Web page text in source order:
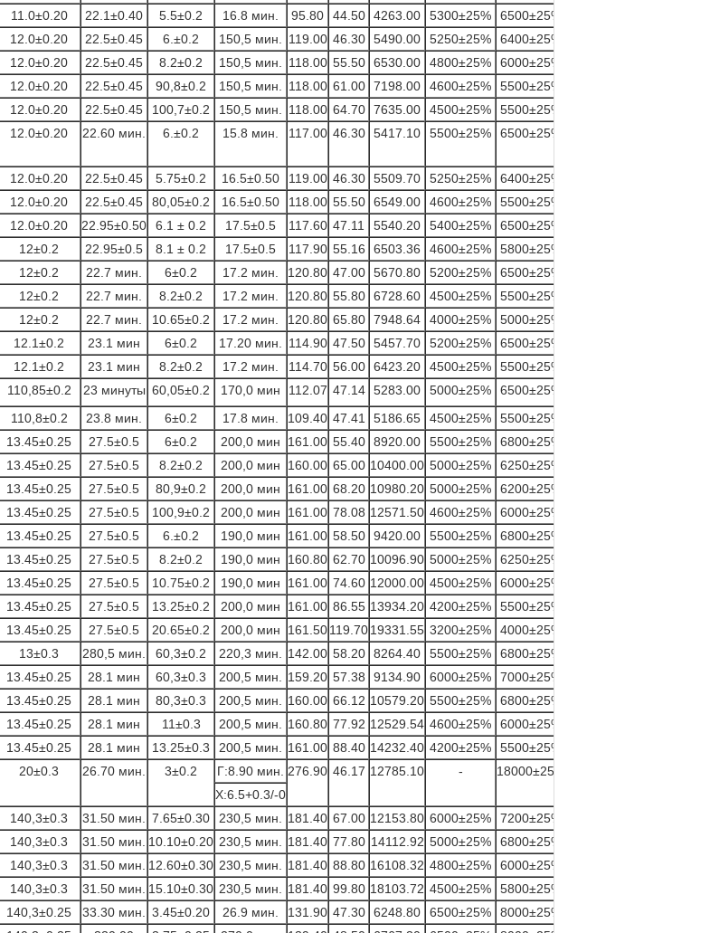
11.0±0.20 22.1±0.40 5.5±0.2 16.8 мин. 95.80 44.50 4263.00 5300±25% 6500±25%
12.0±0.20 22.5±0.45 6.±0.2 150,5 мин. 119.00 46.30 5490.00 5250±25% 6400±25%
12.0±0.20 22.5±0.45 8.2±0.2 150,5 мин. 118.00 55.50 6530.00 4800±25% 6000±25%
12.0±0.20 22.5±0.45 90,8±0.2 150,5 мин. 118.00 61.00 7198.00 4600±25% 5500±25%
12.0±0.20 22.5±0.45 100,7±0.2 150,5 мин. 118.00 64.70 7635.00 4500±25% 5500±25%
12.0±0.20 22.60 мин. 6.±0.2 15.8 мин. 117.00 46.30 5417.10 5500±25% 6500±25%
12.0±0.20 22.5±0.45 5.75±0.2 16.5±0.50 119.00 46.30 5509.70 5250±25% 6400±25%
12.0±0.20 22.5±0.45 80,05±0.2 16.5±0.50 118.00 55.50 6549.00 4600±25% 5500±25%
12.0±0.20 22.95±0.50 6.1 ± 0.2 17.5±0.5 117.60 47.11 5540.20 5400±25% 6500±25%
12±0.2 22.95±0.5 8.1 ± 0.2 17.5±0.5 117.90 55.16 6503.36 4600±25% 5800±25%
12±0.2 22.7 мин. 6±0.2 17.2 мин. 120.80 47.00 5670.80 5200±25% 6500±25%
12±0.2 22.7 мин. 8.2±0.2 17.2 мин. 120.80 55.80 6728.60 4500±25% 5500±25%
12±0.2 22.7 мин. 10.65±0.2 17.2 мин. 120.80 65.80 7948.64 4000±25% 5000±25%
12.1±0.2 23.1 мин 6±0.2 17.20 мин. 114.90 47.50 5457.70 5200±25% 6500±25%
12.1±0.2 23.1 мин 8.2±0.2 17.2 мин. 114.70 56.00 6423.20 4500±25% 5500±25%
110,85±0.2 23 минуты 60,05±0.2 170,0 мин 112.07 47.14 5283.00 5000±25% 6500±25%
110,8±0.2 23.8 мин. 6±0.2 17.8 мин. 109.40 47.41 5186.65 4500±25% 5500±25%
13.45±0.25 27.5±0.5 6±0.2 200,0 мин 161.00 55.40 8920.00 5500±25% 6800±25%
13.45±0.25 27.5±0.5 8.2±0.2 200,0 мин 160.00 65.00 10400.00 5000±25% 6250±25%
13.45±0.25 27.5±0.5 80,9±0.2 200,0 мин 161.00 68.20 10980.20 5000±25% 6200±25%
13.45±0.25 27.5±0.5 100,9±0.2 200,0 мин 161.00 78.08 12571.50 4600±25% 6000±25%
13.45±0.25 27.5±0.5 6.±0.2 190,0 мин 161.00 58.50 9420.00 5500±25% 6800±25%
13.45±0.25 27.5±0.5 8.2±0.2 190,0 мин 160.80 62.70 10096.90 5000±25% 6250±25%
13.45±0.25 27.5±0.5 10.75±0.2 190,0 мин 161.00 74.60 12000.00 4500±25% 6000±25%
13.45±0.25 27.5±0.5 13.25±0.2 200,0 мин 161.00 86.55 13934.20 4200±25% 5500±25%
13.45±0.25 27.5±0.5 20.65±0.2 200,0 мин 161.50119.7019331.55 3200±25% 4000±25%
13±0.3 280,5 мин. 60,3±0.2 220,3 мин. 142.00 58.20 8264.40 5500±25% 6800±25%
13.45±0.25 28.1 мин 60,3±0.3 200,5 мин. 159.20 57.38 9134.90 6000±25% 7000±25%
13.45±0.25 28.1 мин 80,3±0.3 200,5 мин. 160.00 66.12 10579.20 5500±25% 6800±25%
13.45±0.25 28.1 мин 11±0.3 200,5 мин. 160.80 77.92 12529.54 4600±25% 6000±25%
13.45±0.25 28.1 мин 13.25±0.3 200,5 мин. 161.00 88.40 14232.40 4200±25% 5500±25%
20±0.3 26.70 мин. 3±0.2 Г:8.90 мин. 276.90 46.17 12785.10 - 18000±25%
Х:6.5+0.3/-0
140,3±0.3 31.50 мин. 7.65±0.30 230,5 мин. 181.40 67.00 12153.80 6000±25% 7200±25%
140,3±0.3 31.50 мин. 10.10±0.20 230,5 мин. 181.40 77.80 14112.92 5000±25% 6800±25%
140,3±0.3 31.50 мин. 12.60±0.30 230,5 мин. 181.40 88.80 16108.32 4800±25% 6000±25%
140,3±0.3 31.50 мин. 15.10±0.30 230,5 мин. 181.40 99.80 18103.72 4500±25% 5800±25%
140,3±0.25 33.30 мин. 3.45±0.20 26.9 мин. 131.90 47.30 6248.80 6500±25% 8000±25%